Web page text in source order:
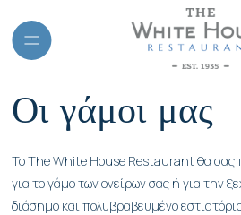
Οι γάμοι μας
Το The White House Restaurant θα σας
για το γάμο των ονείρων σας ή για την
διάσημο και πολυβραβευμένο